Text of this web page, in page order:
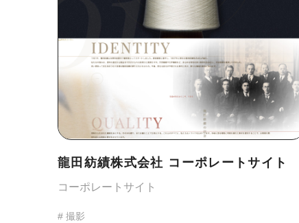
龍田紡績株式会社 コーポレートサイト
コーポレートサイト
# 撮影